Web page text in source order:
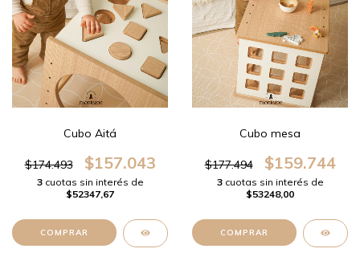
Cubo Aitá
$174.493 $157.043
3cuotas sin interés de
$52347,67
Cubo mesa
$177.494 $159.744
3cuotas sin interés de
$53248,00